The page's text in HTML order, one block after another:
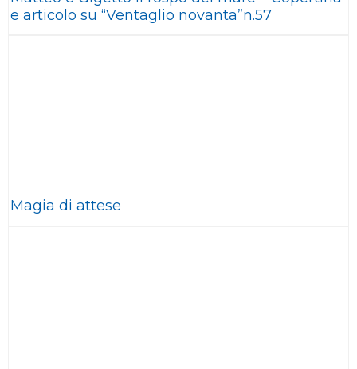
e articolo su “Ventaglio novanta”n.57
Magia di attese